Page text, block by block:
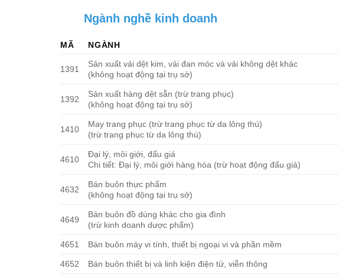
Ngành nghề kinh doanh
MÃ NGÀNH
1391
Sản xuất vải dệt kim, vải đan móc và vải không dệt khác
(không hoạt động tại trụ sở)
1392
Sản xuất hàng dệt sẵn (trừ trang phục)
(không hoạt động tại trụ sở)
1410
May trang phục (trừ trang phục từ da lông thú)
(trừ trang phục từ da lông thú)
4610
Đại lý, môi giới, đấu giá
Chi tiết: Đại lý, môi giới hàng hóa (trừ hoạt động đấu giá)
4632
Bán buôn thực phẩm
(không hoạt động tại trụ sở)
4649
Bán buôn đồ dùng khác cho gia đình
(trừ kinh doanh dược phẩm)
4651 Bán buôn máy vi tính, thiết bị ngoại vi và phần mềm
4652 Bán buôn thiết bị và linh kiện điện tử, viễn thông